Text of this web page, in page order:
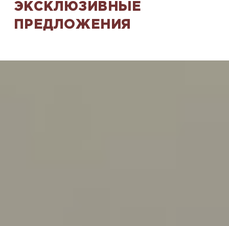
ЭКСКЛЮЗИВНЫЕ
ПРЕДЛОЖЕНИЯ